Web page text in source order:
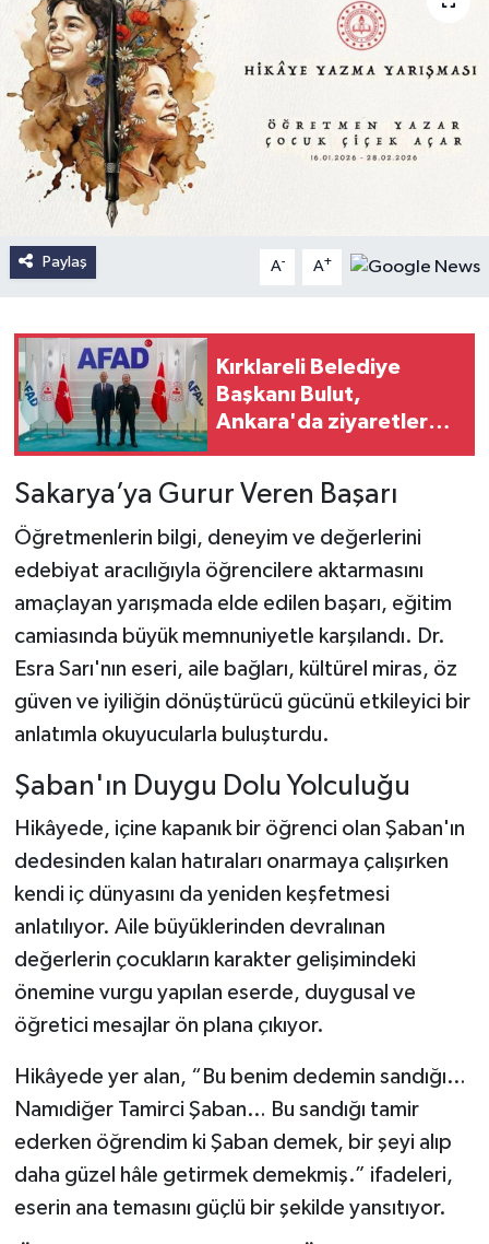
Paylaş A- A+
Kırklareli Belediye
Başkanı Bulut,
Ankara'da ziyaretlerde
Sakarya’ya Gurur Veren Başarı
Öğretmenlerin bilgi, deneyim ve değerlerini
edebiyat aracılığıyla öğrencilere aktarmasını
amaçlayan yarışmada elde edilen başarı, eğitim
camiasında büyük memnuniyetle karşılandı. Dr.
Esra Sarı'nın eseri, aile bağları, kültürel miras, öz
güven ve iyiliğin dönüştürücü gücünü etkileyici bir
anlatımla okuyucularla buluşturdu.
Şaban'ın Duygu Dolu Yolculuğu
Hikâyede, içine kapanık bir öğrenci olan Şaban'ın
dedesinden kalan hatıraları onarmaya çalışırken
kendi iç dünyasını da yeniden keşfetmesi
anlatılıyor. Aile büyüklerinden devralınan
değerlerin çocukların karakter gelişimindeki
önemine vurgu yapılan eserde, duygusal ve
öğretici mesajlar ön plana çıkıyor.
Hikâyede yer alan, “Bu benim dedemin sandığı…
Namıdiğer Tamirci Şaban… Bu sandığı tamir
ederken öğrendim ki Şaban demek, bir şeyi alıp
daha güzel hâle getirmek demekmiş.” ifadeleri,
eserin ana temasını güçlü bir şekilde yansıtıyor.